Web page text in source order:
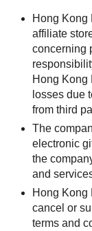
Hong Kong
affiliate
concerning
Hong Kong
losses due
from third
The
electronic
the
and
Hong Kong
cancel or
terms and